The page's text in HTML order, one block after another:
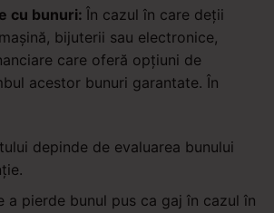
cu bunuri: În cazul în care deții
bijuterii sau electronice,
care oferă opțiuni de
acestor bunuri garantate. În
depinde de evaluarea bunului
a pierde bunul pus ca gaj în cazul în